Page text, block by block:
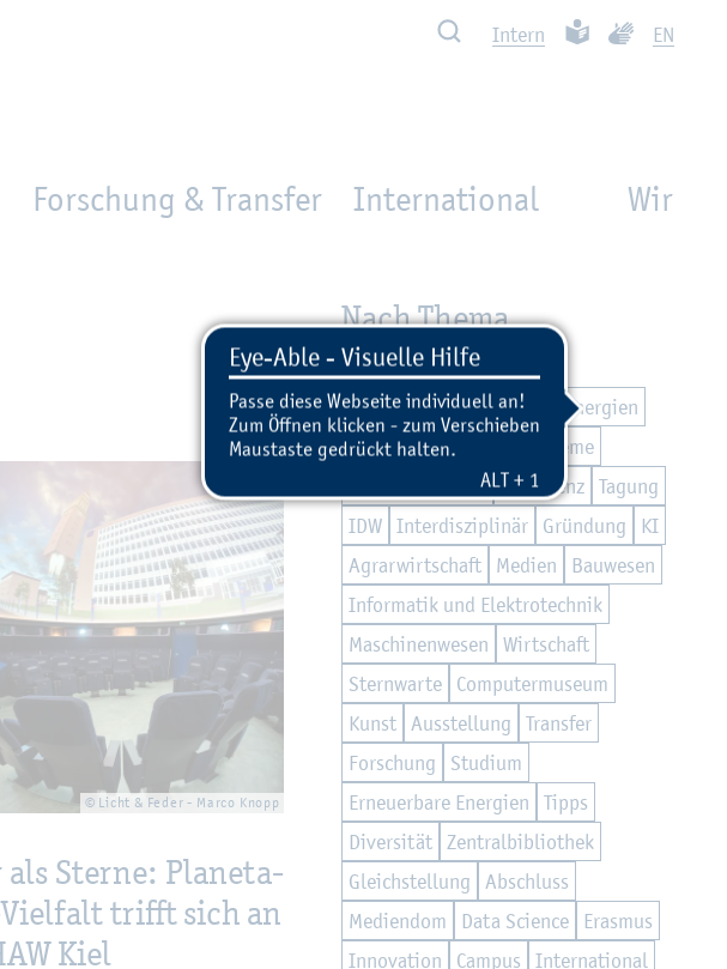
Such­ben In­tern Leich­te Spra­che
EN
Forschung & Transfer International Wir
© Licht & Feder - Marco Knopp
als Ster­ne: Pla­ne­ta­
trifft sich an
Kiel
Nach Thema
Nach­hal­tig­keit
Di­gi­ta­li­sie­rung Zu­kunfts­en­er­gi­en
Mo­bi­li­tät Ma­ri­ti­me Sys­te­me
Ex­zel­len­te Lehre
Kon­fe­renz Ta­gung
IDW In­ter­dis­zi­pli­när Grün­dung
KI
Agrar­wirt­schaft
Me­di­en
Bau­we­sen
In­for­ma­tik und Elek­tro­tech­nik
Ma­schi­nen­we­sen
Wirt­schaft
Stern­war­te
Com­pu­ter­mu­se­um
Kunst
Aus­stel­lung
Trans­fer
For­schung
Stu­di­um
Er­neu­er­ba­re En­er­gi­en
Tipps
Di­ver­si­tät
Zen­tral­bi­blio­thek
Gleich­stel­lung
Ab­schluss
Me­di­en­dom
Data Sci­ence
Eras­mus
In­no­va­ti­on
Cam­pus
In­ter­na­tio­nal